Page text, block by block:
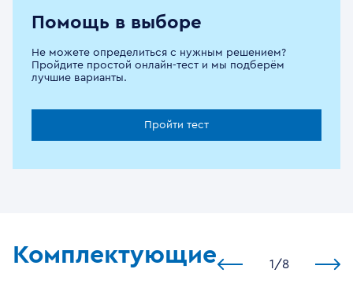
Помощь в выборе
Не можете определиться с нужным решением?
Пройдите простой онлайн-тест и мы подберём
лучшие варианты.
Пройти тест
Комплектующие 1 /8